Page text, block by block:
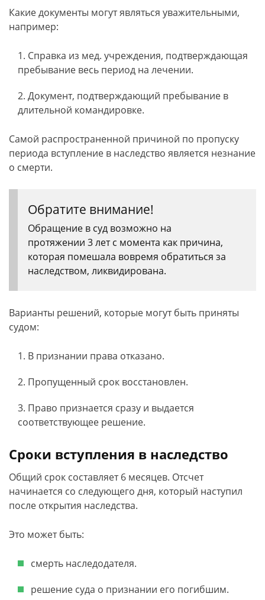
Какие документы могут являться уважительными,
например:
Справка из мед. учреждения, подтверждающая
пребывание весь период на лечении.
Документ, подтверждающий пребывание в
длительной командировке.
Самой распространенной причиной по пропуску
периода вступление в наследство является незнание
о смерти.
Обратите внимание!
Обращение в суд возможно на
протяжении 3 лет с момента как причина,
которая помешала вовремя обратиться за
наследством, ликвидирована.
Варианты решений, которые могут быть приняты
судом:
В признании права отказано.
Пропущенный срок восстановлен.
Право признается сразу и выдается
соответствующее решение.
Сроки вступления в наследство
Общий срок составляет 6 месяцев. Отсчет
начинается со следующего дня, который наступил
после открытия наследства.
Это может быть:
смерть наследодателя.
решение суда о признании его погибшим.